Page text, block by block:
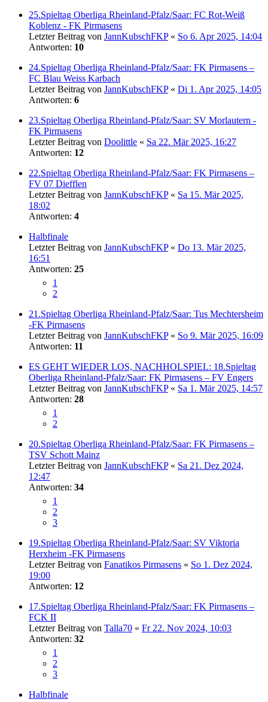
25.Spieltag Oberliga Rheinland-Pfalz/Saar: FC Rot-Weiß
Koblenz - FK Pirmasens
Letzter Beitrag von JannKubschFKP« So 6. Apr 2025, 14:04
Antworten: 10
24.Spieltag Oberliga Rheinland-Pfalz/Saar: FK Pirmasens –
FC Blau Weiss Karbach
Letzter Beitrag von JannKubschFKP« Di 1. Apr 2025, 14:05
Antworten: 6
23.Spieltag Oberliga Rheinland-Pfalz/Saar: SV Morlautern -
FK Pirmasens
Letzter Beitrag von Doolittle « Sa 22. Mär 2025, 16:27
Antworten: 12
22.Spieltag Oberliga Rheinland-Pfalz/Saar: FK Pirmasens –
FV 07 Diefflen
Letzter Beitrag von JannKubschFKP« Sa 15. Mär 2025,
18:02
Antworten: 4
Halbfinale
Letzter Beitrag von JannKubschFKP« Do 13. Mär 2025,
16:51
Antworten: 25
1
2
21.Spieltag Oberliga Rheinland-Pfalz/Saar: Tus Mechtersheim
-FK Pirmasens
Letzter Beitrag von JannKubschFKP« So 9. Mär 2025, 16:09
Antworten: 11
ES GEHT WIEDER LOS, NACHHOLSPIEL: 18.Spieltag
Oberliga Rheinland-Pfalz/Saar: FK Pirmasens – FV Engers
Letzter Beitrag von JannKubschFKP« Sa 1. Mär 2025, 14:57
Antworten: 28
1
2
20.Spieltag Oberliga Rheinland-Pfalz/Saar: FK Pirmasens –
TSV Schott Mainz
Letzter Beitrag von JannKubschFKP« Sa 21. Dez 2024,
12:47
Antworten: 34
1
2
3
19.Spieltag Oberliga Rheinland-Pfalz/Saar: SV Viktoria
Herxheim -FK Pirmasens
Letzter Beitrag von Fanatikos Pirmasens « So 1. Dez 2024,
19:00
Antworten: 12
17.Spieltag Oberliga Rheinland-Pfalz/Saar: FK Pirmasens –
FCK II
Letzter Beitrag von Talla70 « Fr 22. Nov 2024, 10:03
Antworten: 32
1
2
3
Halbfinale